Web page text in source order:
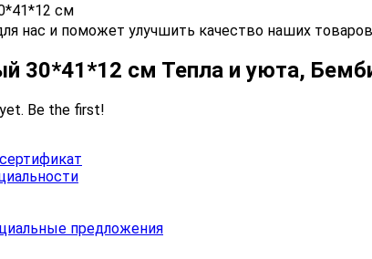
см
нас и поможет улучшить качество наших товаров
30*41*12 см Тепла и уюта,
Be the first!
предложения